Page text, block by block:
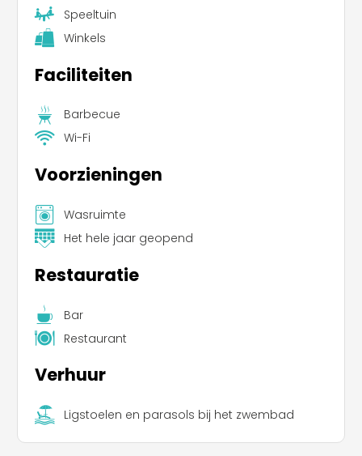
Speeltuin
Winkels
Faciliteiten
Barbecue
Wi-Fi
Voorzieningen
Wasruimte
Het hele jaar geopend
Restauratie
Bar
Restaurant
Verhuur
Ligstoelen en parasols bij het zwembad